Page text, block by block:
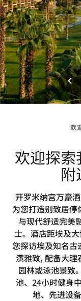
欢
欢迎探
开罗米纳宫万豪
为您打造别致居
与现代舒适完美
士。酒店距埃及
您探访埃及知名古
潢雅致, 配备大理
园林或泳池景致
池、24小时健身
地、先进设